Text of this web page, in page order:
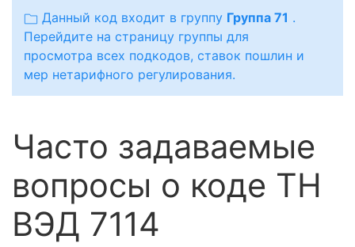
Данный код входит в группу Группа 71 .
Перейдите на страницу группы для
просмотра всех подкодов, ставок пошлин и
мер нетарифного регулирования.
Часто задаваемые
вопросы о коде ТН
ВЭД 7114